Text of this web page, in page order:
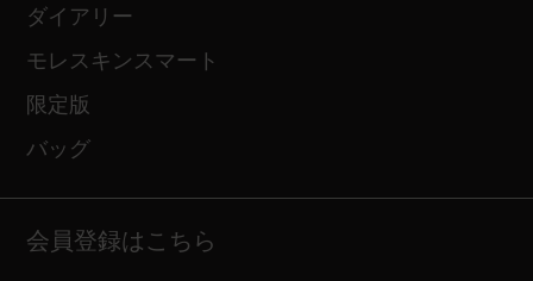
ダイアリー
モレスキンスマート
限定版
バッグ
会員登録はこちら